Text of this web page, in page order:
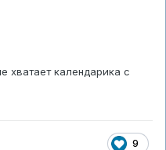
хватает календарика с
9